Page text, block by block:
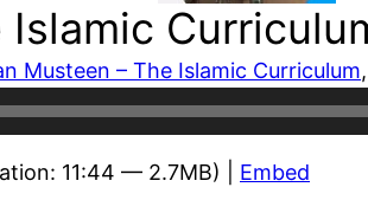
Musteen – The Islamic Curriculum,
11:44 — 2.7MB) | Embed